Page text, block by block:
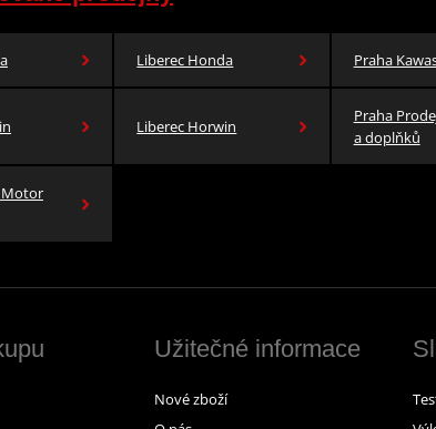
Liberec Honda Praha
Liberec Horwin
Praha
a doplňků
Motor
Užitečné informace
Nové zboží